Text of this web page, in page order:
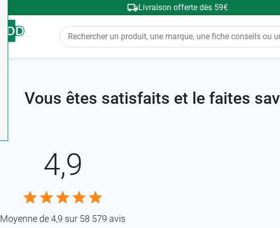
Livraison offerte dès 59€
Vous êtes satisfaits et le faites
4,9
Moyenne de 4,9 sur 58 579 avis
Sachez que nous
remontons
conseiller
souhaitons une
Cordialement,